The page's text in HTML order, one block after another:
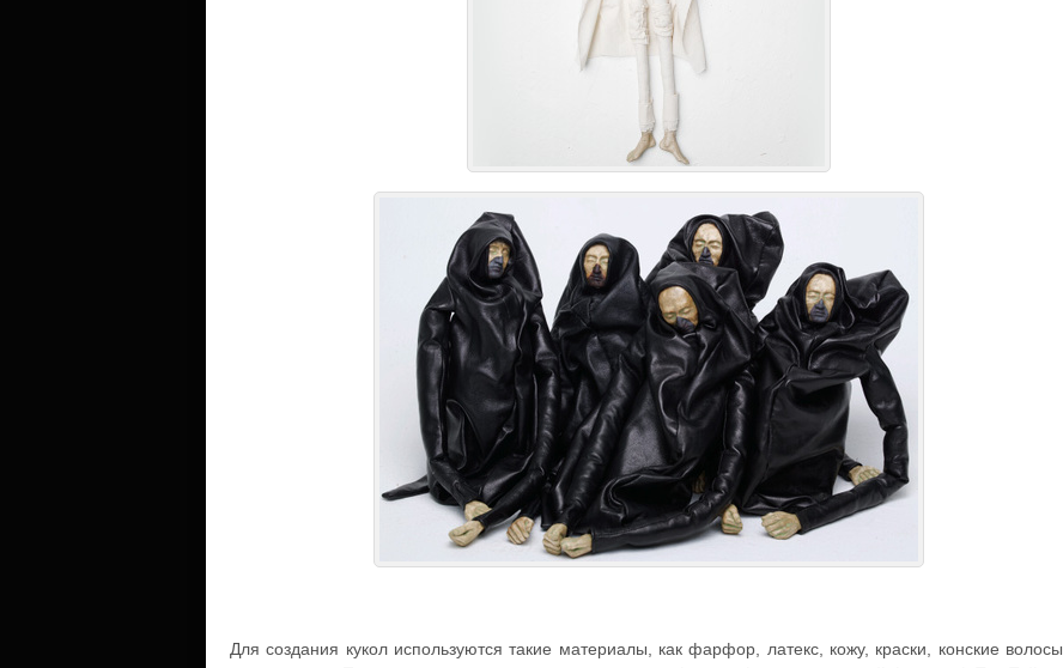
Для создания кукол используются такие материалы, как фарфор, латекс, кожу, краски, конские волосы,